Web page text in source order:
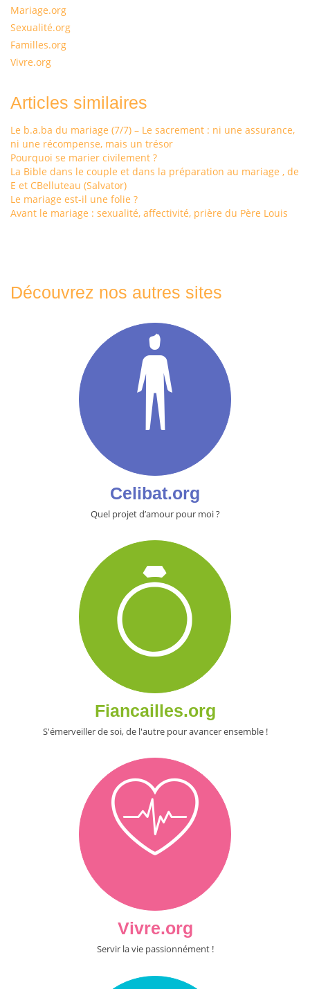
Mariage.org
Sexualité.org
Familles.org
Vivre.org
Articles similaires
Le b.a.ba du mariage (7/7) – Le sacrement : ni une assurance,
ni une récompense, mais un trésor
Pourquoi se marier civilement ?
La Bible dans le couple et dans la préparation au mariage , de
E et CBelluteau (Salvator)
Le mariage est-il une folie ?
Avant le mariage : sexualité, affectivité, prière du Père Louis
Découvrez nos autres sites
Celibat.org
Quel projet d’amour pour moi ?
Fiancailles.org
S'émerveiller de soi, de l'autre pour avancer ensemble !
Vivre.org
Servir la vie passionnément !